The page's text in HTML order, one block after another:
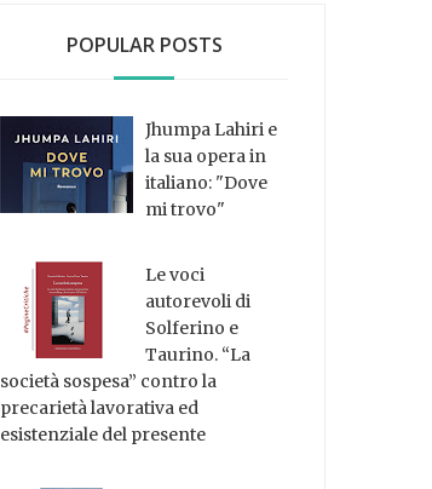
POPULAR POSTS
Jhumpa Lahiri e
la sua opera in
italiano: "Dove
mi trovo"
Le voci
autorevoli di
Solferino e
Taurino. “La
società sospesa” contro la
precarietà lavorativa ed
esistenziale del presente